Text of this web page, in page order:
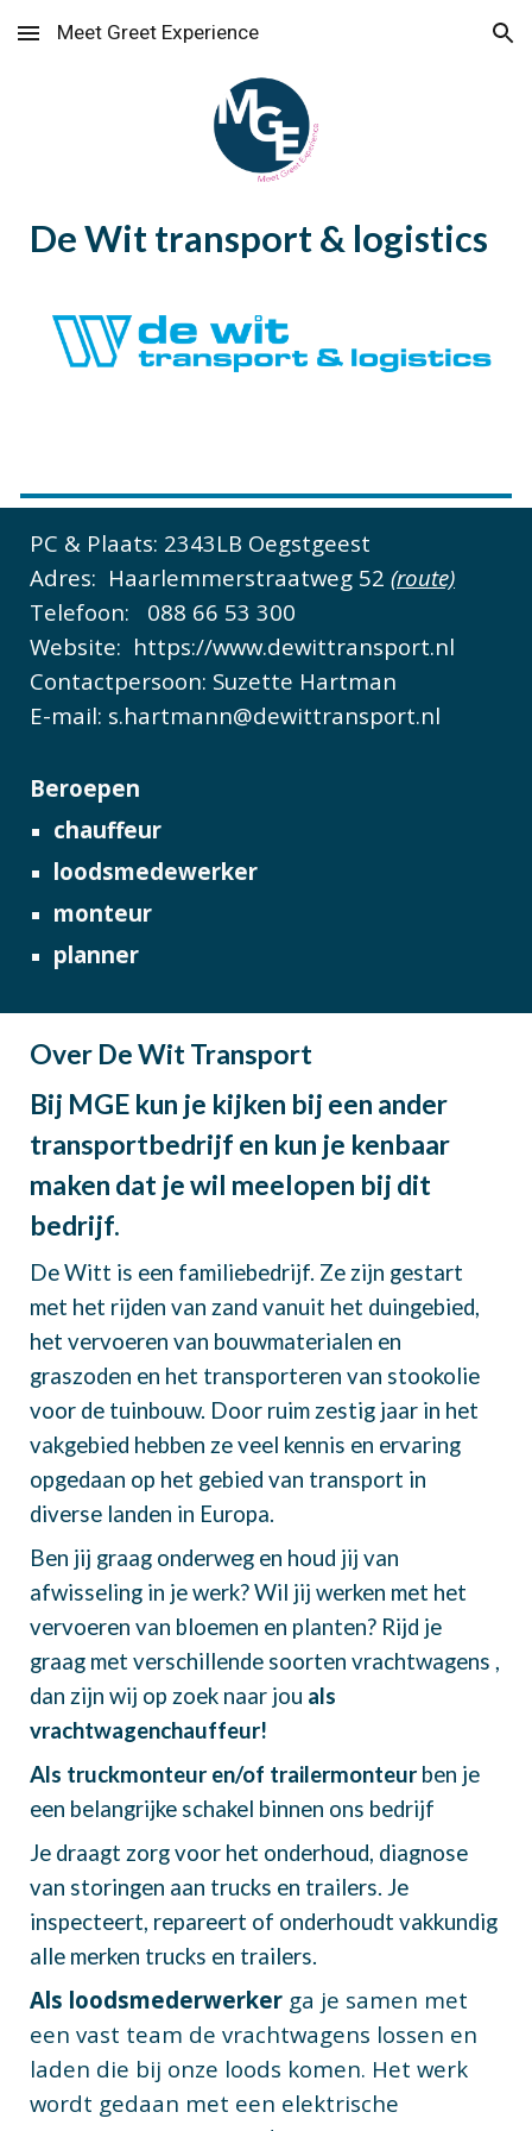
Skip to main content Skip to navigation
Meet Greet Experience
De Wit transport & logistics
PC & Plaats: 2343LB Oegstgeest
Adres: Haarlemmerstraatweg 52(route)
Telefoon: 088 66 53 300
Website: https://www.dewittransport.nl
Contactpersoon: Suzette Hartman
E-mail: s.hartmann@dewittransport.nl
Beroepen
chauffeur
loodsmedewerker
monteur
planner
Over De Wit Transport
Bij MGE kun je kijken bij een ander
transportbedrijf en kun je kenbaar
maken dat je wil meelopen bij dit
bedrijf.
De Witt is een familiebedrijf. Ze zijn gestart
met het rijden van zand vanuit het duingebied,
het vervoeren van bouwmaterialen en
graszoden en het transporteren van stookolie
voor de tuinbouw. Door ruim zestig jaar in het
vakgebied hebben ze veel kennis en ervaring
opgedaan op het gebied van transport in
diverse landen in Europa.
Ben jij graag onderweg en houd jij van
afwisseling in je werk? Wil jij werken met het
vervoeren van bloemen en planten? Rijd je
graag met verschillende soorten vrachtwagens ,
dan zijn wij op zoek naar jou als
vrachtwagenchauffeur!
Als truckmonteur en/of trailermonteur ben je
een belangrijke schakel binnen ons bedrijf
Je draagt zorg voor het onderhoud, diagnose
van storingen aan trucks en trailers. Je
inspecteert, repareert of onderhoudt vakkundig
alle merken trucks en trailers.
Als loodsmederwerker ga je samen met
een vast team de vrachtwagens lossen en
laden die bij onze loods komen. Het werk
wordt gedaan met een elektrische